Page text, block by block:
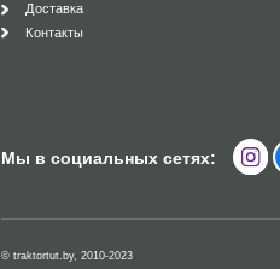
Доставка
Контакты
Мы в социальных сетях:
© traktortut.by, 2010-2023